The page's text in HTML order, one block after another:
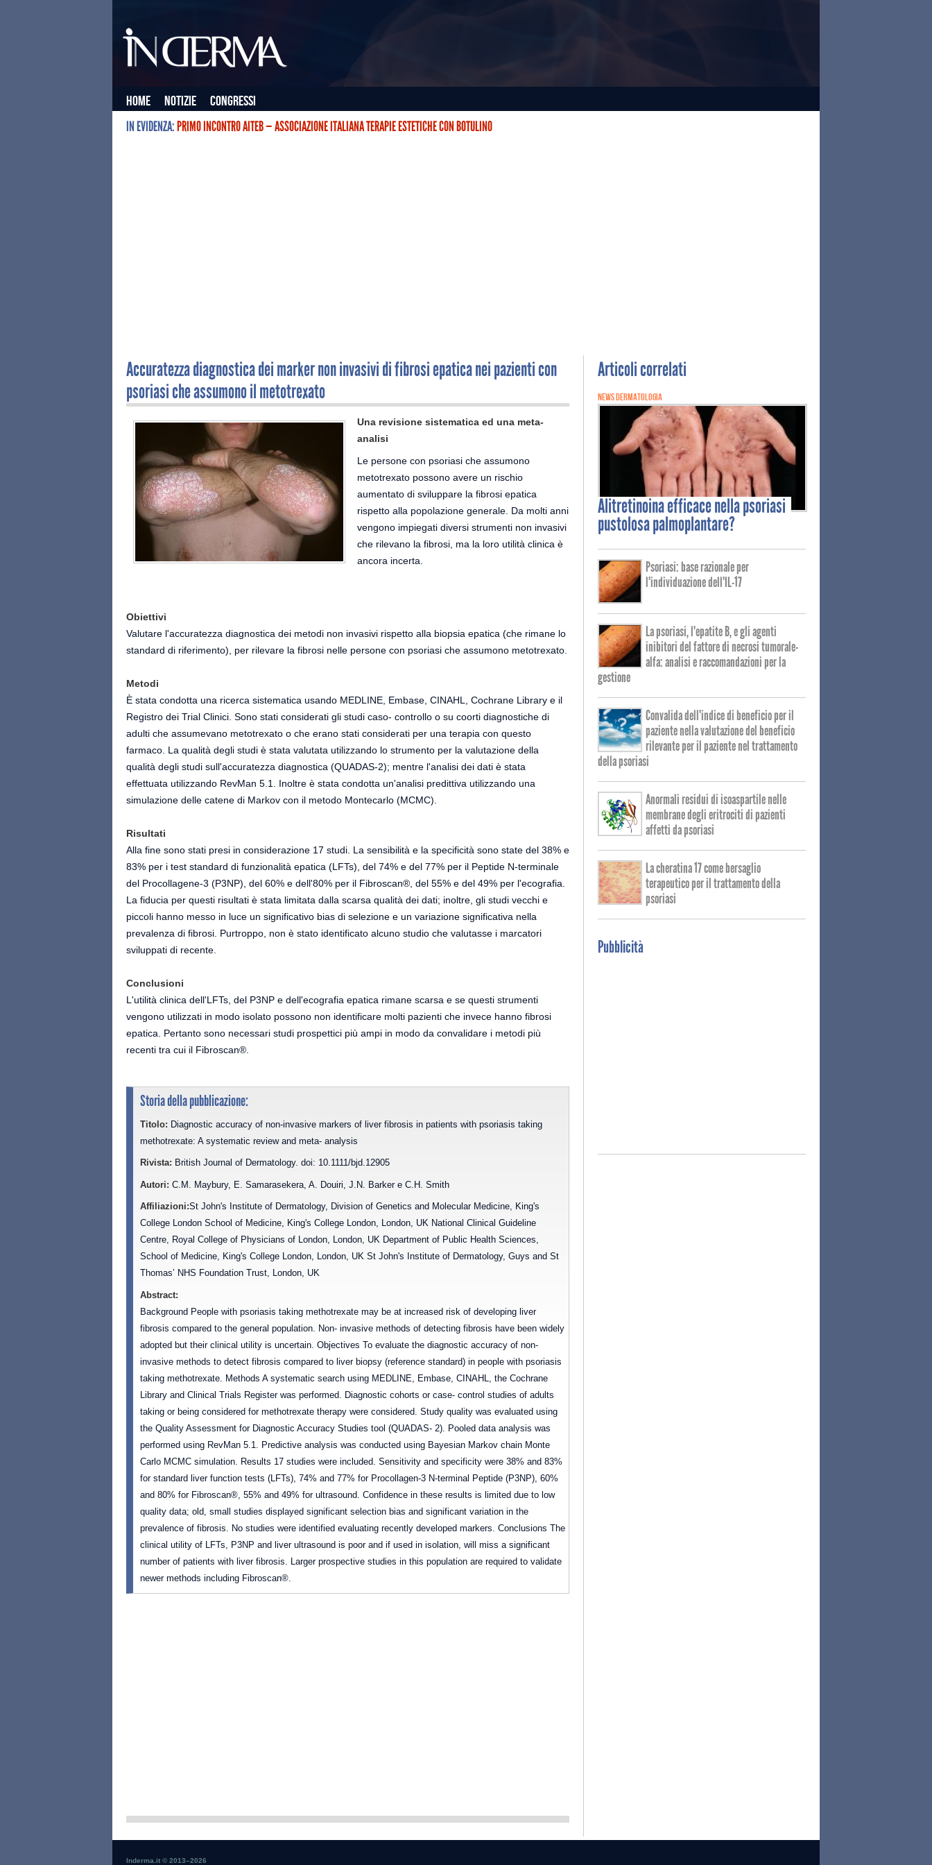
Home Notizie
Congressi
IN EVIDENZA:PRIMO INCONTRO AITEB — ASSOCIAZIONE ITALIANA TERAPIE ESTETICHE CON BOTULINO
Accuratezza diagnostica dei marker non invasivi di fibrosi epatica nei pazienti con
psoriasi che assumono il metotrexato
Una revisione sistematica ed una meta-
analisi
Le persone con psoriasi che assumono
metotrexato possono avere un rischio
aumentato di sviluppare la fibrosi epatica
rispetto alla popolazione generale. Da molti anni
vengono impiegati diversi strumenti non invasivi
che rilevano la fibrosi, ma la loro utilità clinica è
ancora incerta.
Obiettivi
Valutare l'accuratezza diagnostica dei metodi non invasivi rispetto alla biopsia epatica (che rimane lo
standard di riferimento), per rilevare la fibrosi nelle persone con psoriasi che assumono metotrexato.
Metodi
È stata condotta una ricerca sistematica usando MEDLINE, Embase, CINAHL, Cochrane Library e il
Registro dei Trial Clinici. Sono stati considerati gli studi caso- controllo o su coorti diagnostiche di
adulti che assumevano metotrexato o che erano stati considerati per una terapia con questo
farmaco. La qualità degli studi è stata valutata utilizzando lo strumento per la valutazione della
qualità degli studi sull'accuratezza diagnostica (QUADAS-2); mentre l'analisi dei dati è stata
effettuata utilizzando RevMan 5.1. Inoltre è stata condotta un'analisi predittiva utilizzando una
simulazione delle catene di Markov con il metodo Montecarlo (MCMC).
Risultati
Alla fine sono stati presi in considerazione 17 studi. La sensibilità e la specificità sono state del 38% e
83% per i test standard di funzionalità epatica (LFTs), del 74% e del 77% per il Peptide N-terminale
del Procollagene-3 (P3NP), del 60% e dell'80% per il Fibroscan®, del 55% e del 49% per l'ecografia.
La fiducia per questi risultati è stata limitata dalla scarsa qualità dei dati; inoltre, gli studi vecchi e
piccoli hanno messo in luce un significativo bias di selezione e un variazione significativa nella
prevalenza di fibrosi. Purtroppo, non è stato identificato alcuno studio che valutasse i marcatori
sviluppati di recente.
Conclusioni
L'utilità clinica dell'LFTs, del P3NP e dell'ecografia epatica rimane scarsa e se questi strumenti
vengono utilizzati in modo isolato possono non identificare molti pazienti che invece hanno fibrosi
epatica. Pertanto sono necessari studi prospettici più ampi in modo da convalidare i metodi più
recenti tra cui il Fibroscan®.
Storia della pubblicazione:
Titolo: Diagnostic accuracy of non-invasive markers of liver fibrosis in patients with psoriasis taking
methotrexate: A systematic review and meta- analysis
Rivista: British Journal of Dermatology. doi: 10.1111/bjd.12905
Autori: C.M. Maybury, E. Samarasekera, A. Douiri, J.N. Barker e C.H. Smith
Affiliazioni:St John's Institute of Dermatology, Division of Genetics and Molecular Medicine, King's
College London School of Medicine, King's College London, London, UK National Clinical Guideline
Centre, Royal College of Physicians of London, London, UK Department of Public Health Sciences,
School of Medicine, King's College London, London, UK St John's Institute of Dermatology, Guys and St
Thomas’ NHS Foundation Trust, London, UK
Abstract:
Background People with psoriasis taking methotrexate may be at increased risk of developing liver
fibrosis compared to the general population. Non- invasive methods of detecting fibrosis have been widely
adopted but their clinical utility is uncertain. Objectives To evaluate the diagnostic accuracy of non-
invasive methods to detect fibrosis compared to liver biopsy (reference standard) in people with psoriasis
taking methotrexate. Methods A systematic search using MEDLINE, Embase, CINAHL, the Cochrane
Library and Clinical Trials Register was performed. Diagnostic cohorts or case- control studies of adults
taking or being considered for methotrexate therapy were considered. Study quality was evaluated using
the Quality Assessment for Diagnostic Accuracy Studies tool (QUADAS- 2). Pooled data analysis was
performed using RevMan 5.1. Predictive analysis was conducted using Bayesian Markov chain Monte
Carlo MCMC simulation. Results 17 studies were included. Sensitivity and specificity were 38% and 83%
for standard liver function tests (LFTs), 74% and 77% for Procollagen-3 N-terminal Peptide (P3NP), 60%
and 80% for Fibroscan®, 55% and 49% for ultrasound. Confidence in these results is limited due to low
quality data; old, small studies displayed significant selection bias and significant variation in the
prevalence of fibrosis. No studies were identified evaluating recently developed markers. Conclusions The
clinical utility of LFTs, P3NP and liver ultrasound is poor and if used in isolation, will miss a significant
number of patients with liver fibrosis. Larger prospective studies in this population are required to validate
newer methods including Fibroscan®.
Articoli correlati
NEWS DERMATOLOGIA
Alitretinoinaefficace nella psoriasi
pustolosa palmoplantare?
Psoriasi: base razionale per
l'individuazione dell'IL-17
La psoriasi, l'epatite B, e gli agenti
inibitori del fattore di necrosi tumorale-
alfa: analisi e raccomandazioni per la
gestione
Convalida dell'indice di beneficio per il
paziente nella valutazione del beneficio
rilevante per il paziente nel trattamento
della psoriasi
Anormali residui di isoaspartile nelle
membrane degli eritrociti di pazienti
affetti da psoriasi
La cheratina 17 come bersaglio
terapeutico per il trattamento della
psoriasi
Pubblicità
Inderma.it © 2013–2026